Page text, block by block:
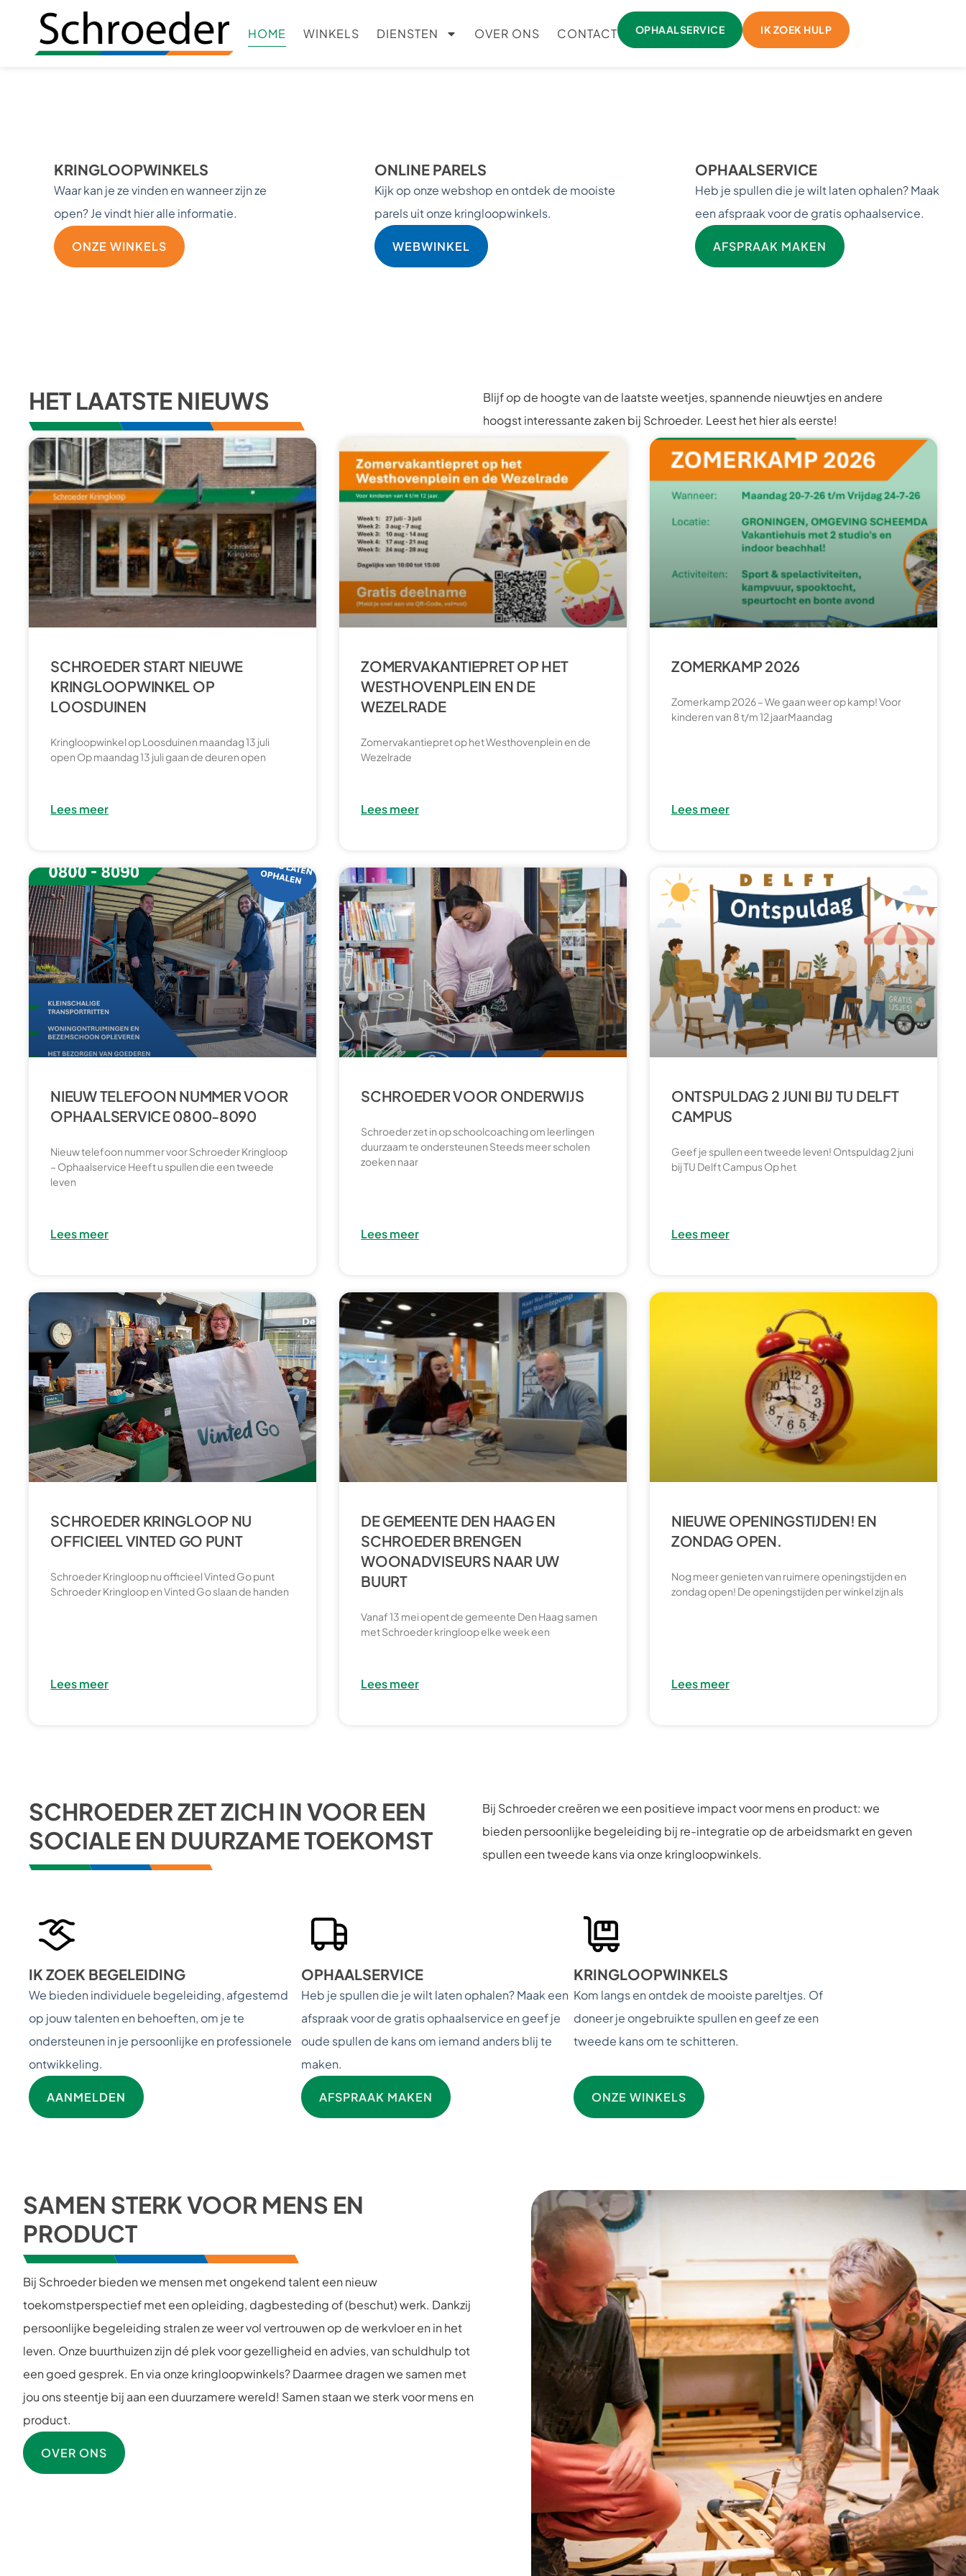
HOME WINKELS DIENSTEN OVER ONS CONTACT OPHAALSERVICE IK ZOEK HULP
KRINGLOOPWINKELS
Waar kan je ze vinden en wanneer zijn ze
open? Je vindt hier alle informatie.
ONZE WINKELS
ONLINE PARELS
Kijk op onze webshop en ontdek de mooiste
parels uit onze kringloopwinkels.
WEBWINKEL
OPHAALSERVICE
Heb je spullen die je wilt laten ophalen? Maak
een afspraak voor de gratis ophaalservice.
AFSPRAAK MAKEN
HET LAATSTE NIEUWS
Blijf op de hoogte van de laatste weetjes, spannende nieuwtjes en andere
hoogst interessante zaken bij Schroeder. Leest het hier als eerste!
SCHROEDER START NIEUWE
KRINGLOOPWINKEL OP
LOOSDUINEN
Kringloopwinkel op Loosduinen maandag 13 juli
open Op maandag 13 juli gaan de deuren open
Lees meer
ZOMERVAKANTIEPRET OP HET
WESTHOVENPLEIN EN DE
WEZELRADE
Zomervakantiepret op het Westhovenplein en de
Wezelrade
Lees meer
ZOMERKAMP 2026
Zomerkamp 2026 – We gaan weer op kamp! Voor
kinderen van 8 t/m 12 jaarMaandag
Lees meer
NIEUW TELEFOON NUMMER VOOR
OPHAALSERVICE 0800-8090
Nieuw telefoon nummer voor Schroeder Kringloop
– Ophaalservice Heeft u spullen die een tweede
leven
Lees meer
SCHROEDER VOOR ONDERWIJS
Schroeder zet in op schoolcoaching om leerlingen
duurzaam te ondersteunen Steeds meer scholen
zoeken naar
Lees meer
ONTSPULDAG 2 JUNI BIJ TU DELFT
CAMPUS
Geef je spullen een tweede leven! Ontspuldag 2 juni
bij TU Delft Campus Op het
Lees meer
SCHROEDER KRINGLOOP NU
OFFICIEEL VINTED GO PUNT
Schroeder Kringloop nu officieel Vinted Go punt
Schroeder Kringloop en Vinted Go slaan de handen
Lees meer
DE GEMEENTE DEN HAAG EN
SCHROEDER BRENGEN
WOONADVISEURS NAAR UW
BUURT
Vanaf 13 mei opent de gemeente Den Haag samen
met Schroeder kringloop elke week een
Lees meer
NIEUWE OPENINGSTIJDEN! EN
ZONDAG OPEN.
Nog meer genieten van ruimere openingstijden en
zondag open! De openingstijden per winkel zijn als
Lees meer
SCHROEDER ZET ZICH IN VOOR EEN
SOCIALE EN DUURZAME TOEKOMST
Bij Schroeder creëren we een positieve impact voor mens en product: we
bieden persoonlijke begeleiding bij re-integratie op de arbeidsmarkt en geven
spullen een tweede kans via onze kringloopwinkels.
IK ZOEK BEGELEIDING
We bieden individuele begeleiding, afgestemd
op jouw talenten en behoeften, om je te
ondersteunen in je persoonlijke en professionele
ontwikkeling.
AANMELDEN
OPHAALSERVICE
Heb je spullen die je wilt laten ophalen? Maak een
afspraak voor de gratis ophaalservice en geef je
oude spullen de kans om iemand anders blij te
maken.
AFSPRAAK MAKEN
KRINGLOOPWINKELS
Kom langs en ontdek de mooiste pareltjes. Of
doneer je ongebruikte spullen en geef ze een
tweede kans om te schitteren.
ONZE WINKELS
Bij Schroeder bieden we mensen met ongekend talent een nieuw
toekomstperspectief met een opleiding, dagbesteding of (beschut) werk. Dankzij
persoonlijke begeleiding stralen ze weer vol vertrouwen op de werkvloer en in het
leven. Onze buurthuizen zijn dé plek voor gezelligheid en advies, van schuldhulp tot
een goed gesprek. En via onze kringloopwinkels? Daarmee dragen we samen met
jou ons steentje bij aan een duurzamere wereld! Samen staan we sterk voor mens en
product.
OVER ONS
SAMEN STERK VOOR MENS EN
PRODUCT